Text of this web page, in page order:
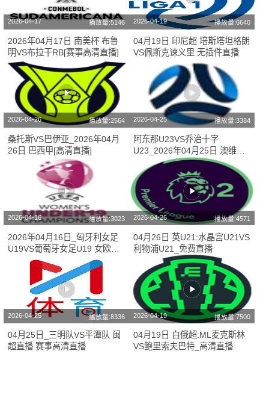
2026-04-17 播放量:5146
2026年04月17日 南美杯 布鲁
明VS布拉干RB[赛事高清直播]
2026-04-19 播放量:6640
04月19日 印尼超 培斯塔坦格朗
VS佩斯克谏义里 无插件直播
2026-04-26 播放量:2564
桑托斯VS巴伊亚_2026年04月
26日 巴西甲[高清直播]
2026-04-25 播放量:3384
阿东那U23VS乔治十字
U23_2026年04月25日 澳维
U23免费直播
2026-04-16 播放量:3023
2026年04月16日_匈牙利女足
U19VS葡萄牙女足U19 女欧
U19直播 在线直播
2026-04-26 播放量:4571
04月26日 英U21:水晶宫U21VS
利物浦U21_免费直播
2026-04-25 播放量:8336
04月25日_三明队VS平潭队 闽
超直播 赛事高清直播
2026-04-19 播放量:7500
04月19日 白俄超:ML麦克斯林
VS鲍里索夫巴特_高清直播